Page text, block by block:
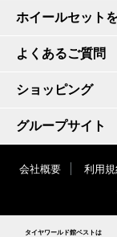
ホイールセット
よくあるご質問
ショッピング
グループサイト
会社概要 利用規
タイヤワールド館ベストは